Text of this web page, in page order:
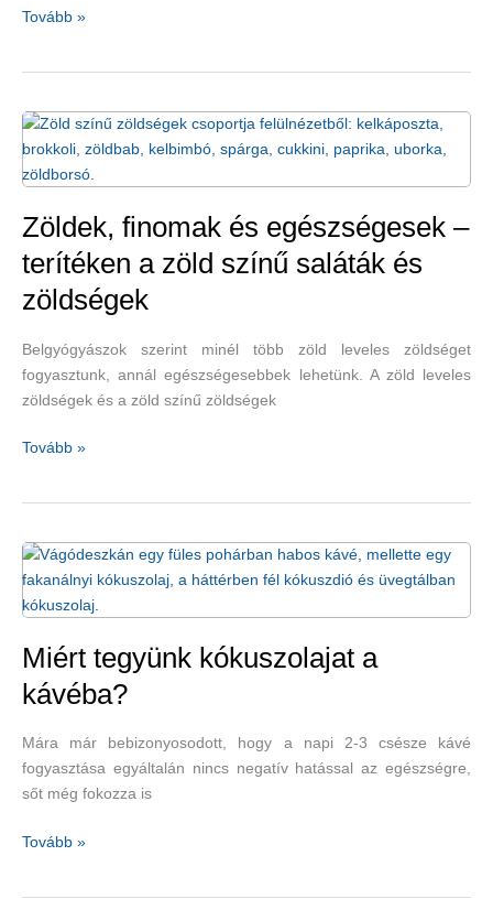
ribizlisaláta-
Miért
izzadunk?
Tovább »
Zöldek, finomak és egészségesek –
terítéken a zöld színű saláták és
zöldségek
Belgyógyászok szerint minél több zöld leveles zöldséget
fogyasztunk, annál egészségesebbek lehetünk. A zöld leveles
zöldségek és a zöld színű zöldségek
Zöldek,
–
terítéken
a
színű
és
Tovább »
Miért tegyünk kókuszolajat a
kávéba?
Mára már bebizonyosodott, hogy a napi 2-3 csésze kávé
fogyasztása egyáltalán nincs negatív hatással az egészségre,
sőt még fokozza is
Miért
Tovább »